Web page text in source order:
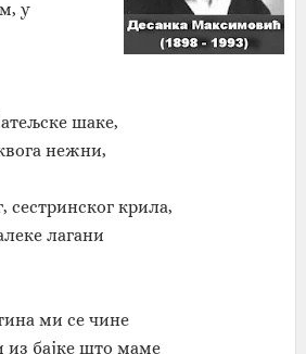
у
шаке,
нежни,
сестринског крила,
лагани
ми се чине
бајке што маме